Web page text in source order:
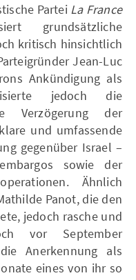
Partei La France
grundsätzliche
kritisch hinsichtlich
Jean-Luc
Ankündigung als
jedoch die
Verzögerung der
und umfassende
gegenüber Israel –
sowie der
Ähnlich
Panot, die den
jedoch rasche und
vor September
Anerkennung als
eines von ihr so